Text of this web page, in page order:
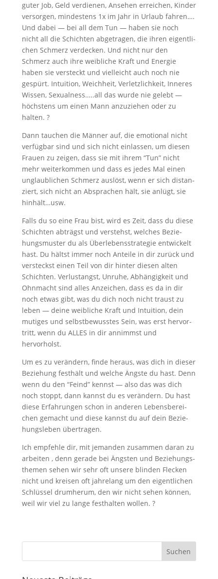
guter Job, Geld ver­die­nen, Anse­hen errei­chen, Kin­der
ver­sor­gen, min­des­tens 1x im Jahr in Urlaub fahren….
Und dabei — bei all dem Tun — haben sie noch
nicht all die Schich­ten abge­tra­gen, die ihren eigent­li­
chen Schmerz ver­de­cken. Und nicht nur den
Schmerz auch ihre weib­li­che Kraft und Ener­gie
haben sie ver­steckt und viel­leicht auch noch nie
gespürt. Intui­ti­on, Weich­heit, Ver­letz­lich­keit, Inne­res
Wis­sen, Sexualness…..all das wur­de nie gelebt —
höchs­tens um einen Mann anzu­zie­hen oder zu
halten. ?
Dann tau­chen die Män­ner auf, die emo­tio­nal nicht
ver­füg­bar sind und sich nicht ein­las­sen, um die­sen
Frau­en zu zei­gen, dass sie mit ihrem “Tun” nicht
mehr wei­ter­kom­men und dass es jedes Mal einen
unglaub­li­chen Schmerz aus­löst, wenn er sich distan­
ziert, sich nicht an Abspra­chen hält, sie anlügt, sie
hinhält…usw.
Falls du so eine Frau bist, wird es Zeit, dass du die­se
Schich­ten abträgst und ver­stehst, wel­ches Bezie­
hungs­mus­ter du als Über­le­bens­stra­te­gie ent­wi­ckelt
hast. Du hältst immer noch Antei­le in dir zurück und
ver­steckst einen Teil von dir hin­ter die­sen alten
Schich­ten. Ver­lust­angst, Unru­he, Abhän­gig­keit und
Ohn­macht sind alles Anzei­chen, dass es da in dir
noch etwas gibt, was du dich noch nicht traust zu
leben — dei­ne weib­li­che Kraft und Intui­ti­on, dein
muti­ges und selbst­be­wuss­tes Sein, was erst her­vor­
tritt, wenn du ALLES in dir annimmst und
hervorholst.
Um es zu ver­än­dern, fin­de her­aus, was dich in die­ser
Bezie­hung fest­hält und wel­che Ängs­te du hast. Denn
wenn du den “Feind” kennst — also das was dich
noch stoppt, dann kannst du es ver­än­dern. Du hast
die­se Erfah­run­gen schon in ande­ren Lebens­be­rei­
chen gemacht und die­se kannst du auf dein Bezie­
hungs­le­ben übertragen.
Ich emp­feh­le dir, mit jeman­den zusam­men dar­an zu
arbei­ten , denn gera­de bei Ängs­ten und Bezie­hungs­
the­men sehen wir sehr oft unse­re blin­den Fle­cken
nicht und krei­sen oft jah­re­lang um den eigent­li­chen
Schlüs­sel drum­her­um, den wir nicht sehen kön­nen,
weil wir viel zu lan­ge fest­hal­ten wollen. ?